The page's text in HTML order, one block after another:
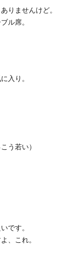
りませんけど。
ル席。
入り。
う若い）
です。
、これ。